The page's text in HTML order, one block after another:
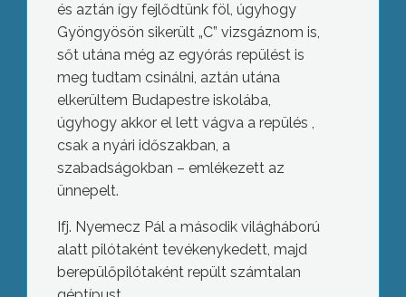
és aztán így fejlődtünk föl, úgyhogy
Gyöngyösön sikerült „C” vizsgáznom is,
sőt utána még az egyórás repülést is
meg tudtam csinálni, aztán utána
elkerültem Budapestre iskolába,
úgyhogy akkor el lett vágva a repülés ,
csak a nyári időszakban, a
szabadságokban – emlékezett az
ünnepelt.
Ifj. Nyemecz Pál a második világháború
alatt pilótaként tevékenykedett, majd
berepülőpilótaként repült számtalan